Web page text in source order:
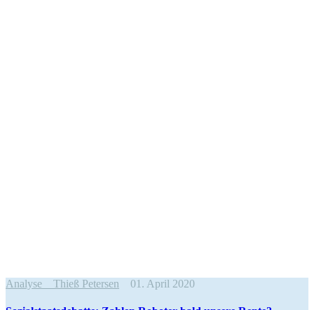
Analyse Thieß Petersen 01. April 2020